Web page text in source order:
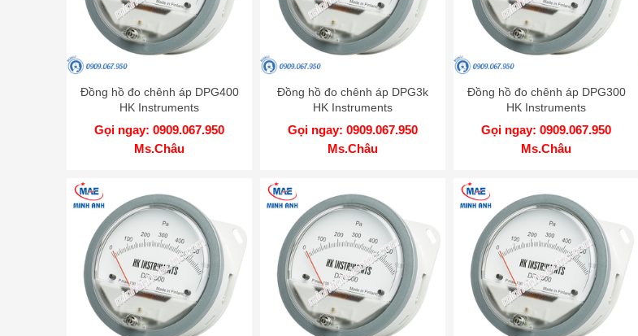
Đồng hồ đo chênh áp DPG400
HK Instruments
Gọi ngay: 0909.067.950
Ms.Châu
Đồng hồ đo chênh áp DPG3k
HK Instruments
Gọi ngay: 0909.067.950
Ms.Châu
Đồng hồ đo chênh áp DPG300
HK Instruments
Gọi ngay: 0909.067.950
Ms.Châu